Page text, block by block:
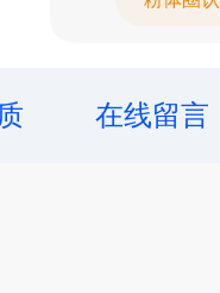
在线留言